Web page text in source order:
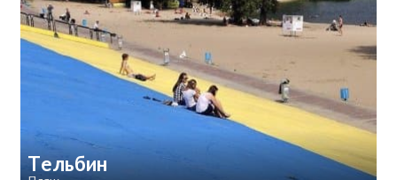
Тельбин